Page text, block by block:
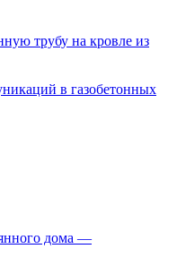
трубу на кровле из
в газобетонных
дома —